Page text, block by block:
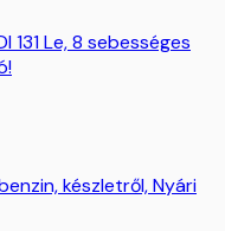
131 Le, 8 sebességes